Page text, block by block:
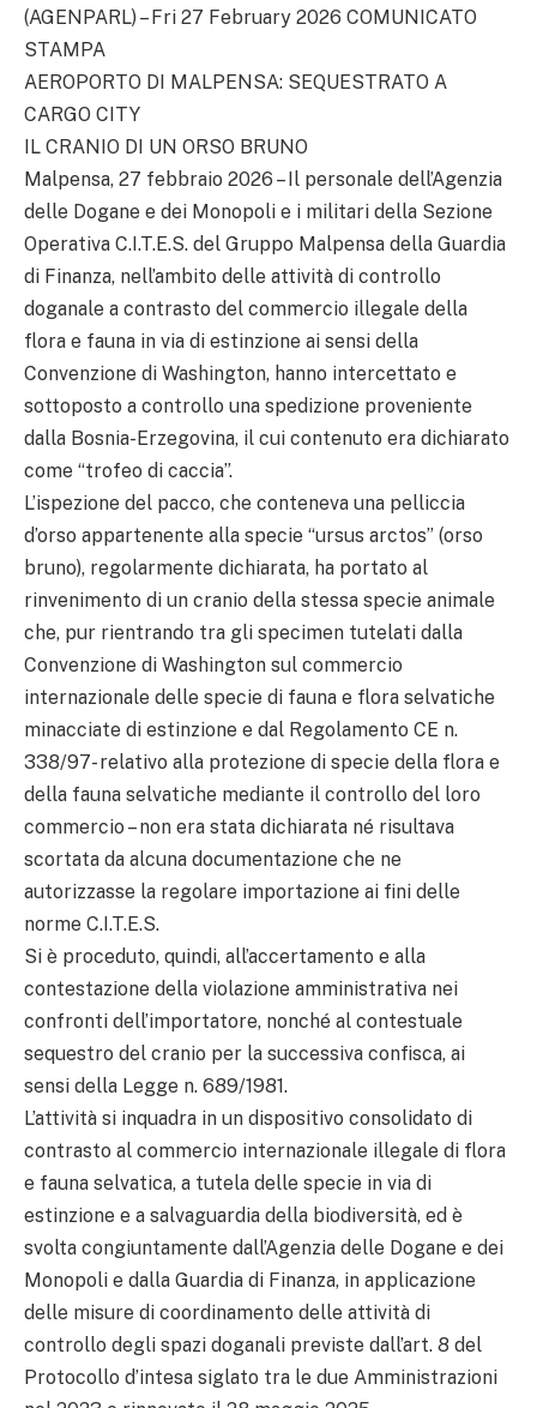
(AGENPARL) – Fri 27 February 2026 COMUNICATO
STAMPA
AEROPORTO DI MALPENSA: SEQUESTRATO A
CARGO CITY
IL CRANIO DI UN ORSO BRUNO
Malpensa, 27 febbraio 2026 – Il personale dell’Agenzia
delle Dogane e dei Monopoli e i militari della Sezione
Operativa C.I.T.E.S. del Gruppo Malpensa della Guardia
di Finanza, nell’ambito delle attività di controllo
doganale a contrasto del commercio illegale della
flora e fauna in via di estinzione ai sensi della
Convenzione di Washington, hanno intercettato e
sottoposto a controllo una spedizione proveniente
dalla Bosnia-Erzegovina, il cui contenuto era dichiarato
come “trofeo di caccia”.
L’ispezione del pacco, che conteneva una pelliccia
d’orso appartenente alla specie “ursus arctos” (orso
bruno), regolarmente dichiarata, ha portato al
rinvenimento di un cranio della stessa specie animale
che, pur rientrando tra gli specimen tutelati dalla
Convenzione di Washington sul commercio
internazionale delle specie di fauna e flora selvatiche
minacciate di estinzione e dal Regolamento CE n.
338/97- relativo alla protezione di specie della flora e
della fauna selvatiche mediante il controllo del loro
commercio – non era stata dichiarata né risultava
scortata da alcuna documentazione che ne
autorizzasse la regolare importazione ai fini delle
norme C.I.T.E.S.
Si è proceduto, quindi, all’accertamento e alla
contestazione della violazione amministrativa nei
confronti dell’importatore, nonché al contestuale
sequestro del cranio per la successiva confisca, ai
sensi della Legge n. 689/1981.
L’attività si inquadra in un dispositivo consolidato di
contrasto al commercio internazionale illegale di flora
e fauna selvatica, a tutela delle specie in via di
estinzione e a salvaguardia della biodiversità, ed è
svolta congiuntamente dall’Agenzia delle Dogane e dei
Monopoli e dalla Guardia di Finanza, in applicazione
delle misure di coordinamento delle attività di
controllo degli spazi doganali previste dall’art. 8 del
Protocollo d’intesa siglato tra le due Amministrazioni